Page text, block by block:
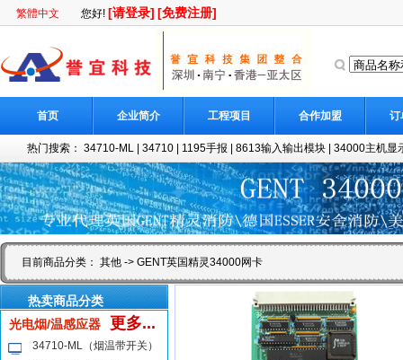
繁體中文 您好! [请登录] [免费注册]
首页 企业简介 工程项目 合作加盟 订
热门搜索： 34710-ML 34710 1195手报 8613输入输出模块 34000主机显
目前商品分类： 其他 -> GENT英国精灵34000网卡
热卖商品分类
光电烟/温感应器
更多...
34710-ML（烟温带开关）